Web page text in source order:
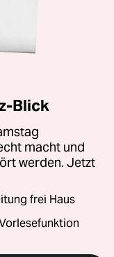
Blick
macht und
werden. Jetzt
frei Haus